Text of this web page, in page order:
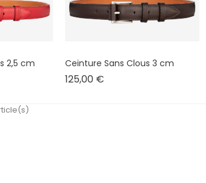
2,5 cm Ceinture Sans Clous 3 cm
125,00 €